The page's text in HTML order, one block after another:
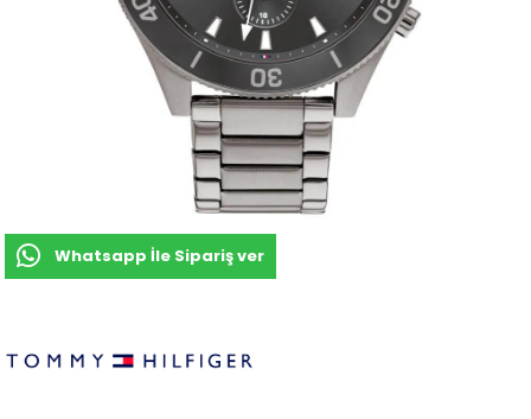
Whatsapp İle Sipariş ver